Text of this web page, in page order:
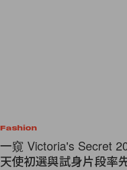
Fashion
一窺 Victoria's Secret
天使初選與試身片段率